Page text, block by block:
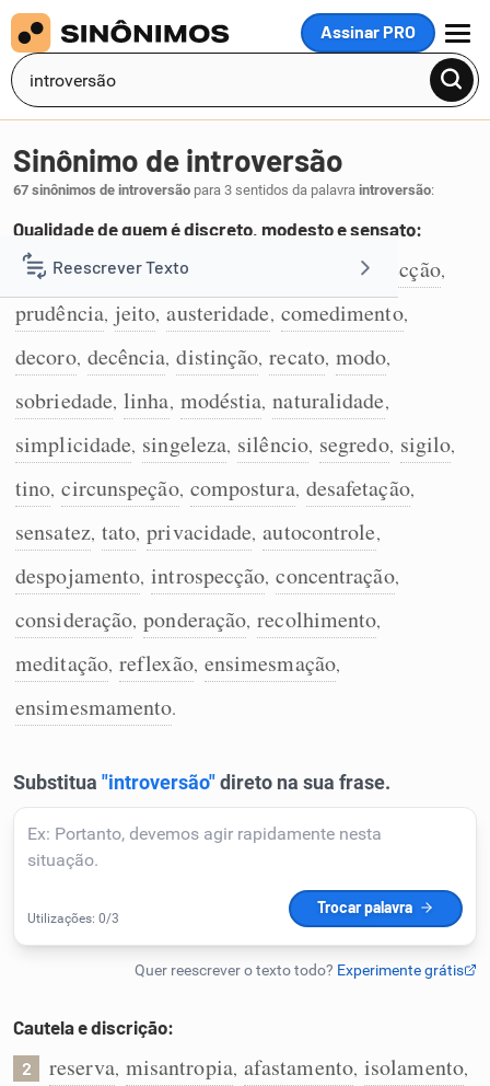
Assinar PRO
MENU
Reescrever Texto
Resumir Texto
Corrigir Texto
Detector de IA
Cata-letras
Sinônimos
Sinônimo de introversão
67 sinônimos de introversão para 3 sentidos da palavra introversão:
Qualidade de quem é discreto, modesto e sensato:
1 discrição,resguardo circunspecção,
prudência, jeito, austeridade, comedimento,
decoro, decência, distinção, recato, modo,
sobriedade, linha, modéstia, naturalidade,
simplicidade, singeleza, silêncio, segredo, sigilo,
tino, circunspeção, compostura, desafetação,
sensatez, tato, privacidade, autocontrole,
despojamento, introspecção, concentração,
consideração, ponderação, recolhimento,
meditação, reflexão, ensimesmação,
ensimesmamento.
Cautela e discrição:
2 reserva, misantropia, afastamento, isolamento,